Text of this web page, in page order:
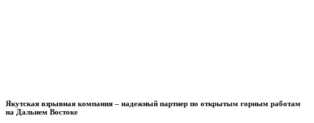
Якутская взрывная компания – надежный партнер по открытым горным работам
на Дальнем Востоке